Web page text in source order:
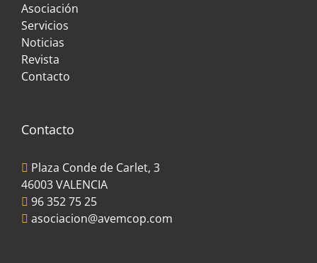
Asociación
Servicios
Noticias
Revista
Contacto
Contacto
Plaza Conde de Carlet, 3
46003 VALENCIA
96 352 75 25
asociacion@avemcop.com